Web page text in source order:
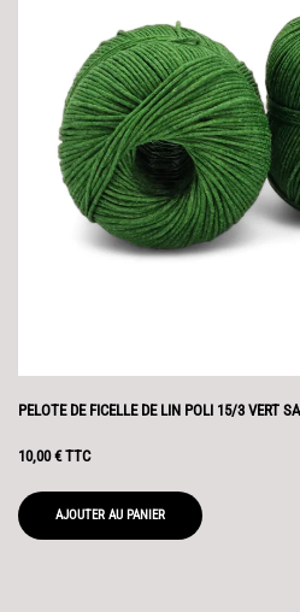
PELOTE DE FICELLE DE LIN POLI 15/3 VERT
10,00€TTC
AJOUTER AU PANIER